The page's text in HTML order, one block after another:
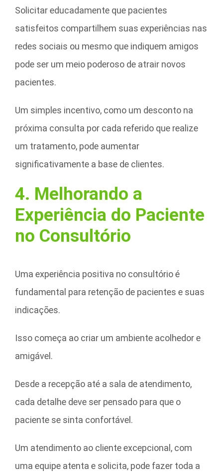
Solicitar educadamente que pacientes
satisfeitos compartilhem suas experiências nas
redes sociais ou mesmo que indiquem amigos
pode ser um meio poderoso de atrair novos
pacientes.
Um simples incentivo, como um desconto na
próxima consulta por cada referido que realize
um tratamento, pode aumentar
significativamente a base de clientes.
4. Melhorando a
Experiência do Paciente
no Consultório
Uma experiência positiva no consultório é
fundamental para retenção de pacientes e suas
indicações.
Isso começa ao criar um ambiente acolhedor e
amigável.
Desde a recepção até a sala de atendimento,
cada detalhe deve ser pensado para que o
paciente se sinta confortável.
Um atendimento ao cliente excepcional, com
uma equipe atenta e solicita, pode fazer toda a